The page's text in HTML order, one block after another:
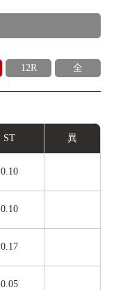
12R 全
ST 異
0.10
0.10
0.17
0.05